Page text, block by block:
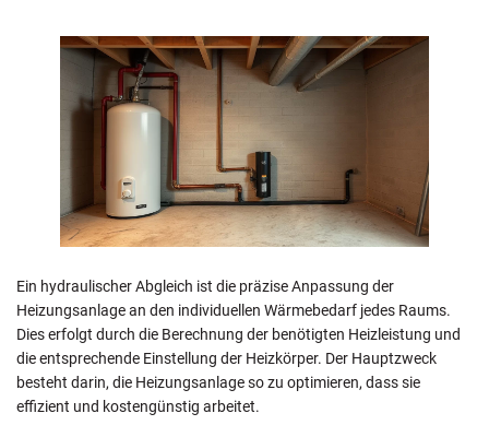
Ein hydraulischer Abgleich ist die präzise Anpassung der
Heizungsanlage an den individuellen Wärmebedarf jedes Raums.
Dies erfolgt durch die Berechnung der benötigten Heizleistung und
die entsprechende Einstellung der Heizkörper. Der Hauptzweck
besteht darin, die Heizungsanlage so zu optimieren, dass sie
effizient und kostengünstig arbeitet.